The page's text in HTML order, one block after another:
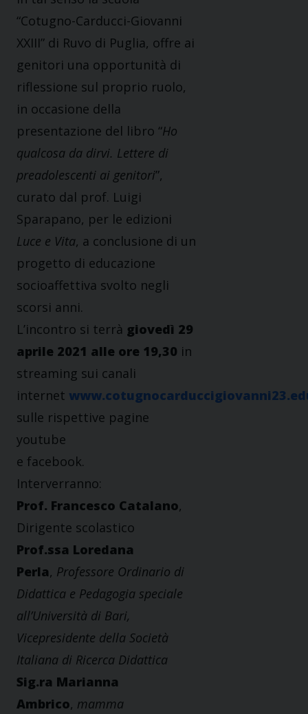
“Cotugno-Carducci-Giovanni
XXIII” di Ruvo di Puglia, offre ai
genitori una opportunità di
riflessione sul proprio ruolo,
in occasione della
presentazione del libro “Ho
qualcosa da dirvi. Lettere di
preadolescenti ai genitori”,
curato dal prof. Luigi
Sparapano, per le edizioni
Luce e Vita, a conclusione di un
progetto di educazione
socioaffettiva svolto negli
scorsi anni.
L’incontro si terrà giovedì 29
aprile 2021 alle ore 19,30 in
streaming sui canali
internet
sulle rispettive pagine
youtube
e facebook.
Interverranno:
Prof. Francesco Catalano,
Dirigente scolastico
Prof.ssa Loredana
Perla, Professore Ordinario di
Didattica e Pedagogia speciale
all’Università di Bari,
Vicepresidente della Società
Italiana di Ricerca Didattica
Sig.ra Marianna
Ambrico, mamma